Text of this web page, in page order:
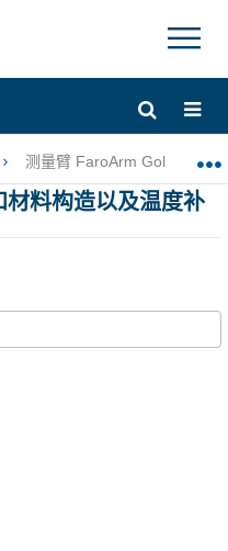
×
测量臂 FaroArm Gold-
料构造以及温度补